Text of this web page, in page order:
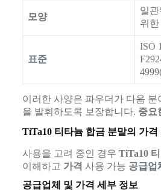
모양
일
위한
표준
ISO
이러한 사양은 파우더가 다음 분
을 발휘하도록 보장합니다. 중요
TiTa10 티타늄 합금 분말의 가격
사용을 고려 중인 경우 TiTa10
이해하고 가격 사용 가능 공급업
공급업체 및 가격 세부 정보